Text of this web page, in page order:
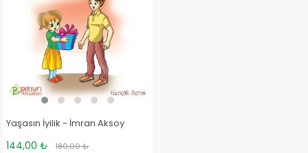
Yaşasın İyilik - İmran Aksoy
144,00 ₺ 180,00 ₺